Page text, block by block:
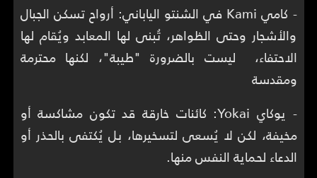
- كامي Kami في الشنتو الياباني: أرواح تسكن الجبال
والأشجار وحتى الظواهر، تُبنى لها المعابد ويُقام لها
الاحتفاء، ليست بالضرورة "طيبة"، لكنها محترمة
ومقدسة
- يوكاي Yokai: كائنات خارقة قد تكون مشاكسة أو
مخيفة، لكن لا يُسعى لتسخيرها، بل يُكتفى بالحذر أو
الدعاء لحماية النفس منها.